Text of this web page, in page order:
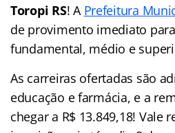
Toropi RS! A Prefeitura
de provimento imediato
fundamental, médio e
As carreiras ofertadas são
educação e farmácia, e a
chegar a R$ 13.849,18! Vale